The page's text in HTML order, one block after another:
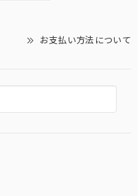
お支払い方法について